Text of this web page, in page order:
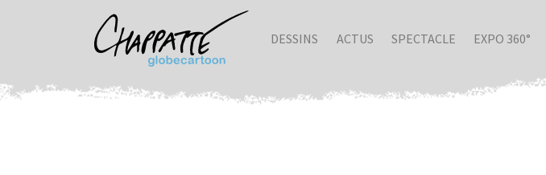
DESSINS ACTUS SPECTACLE EXPO 360°